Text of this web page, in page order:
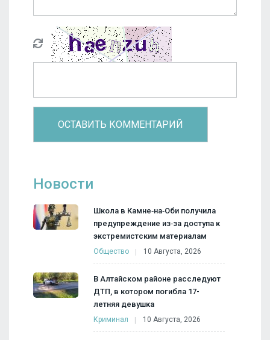
Новости
Школа в Камне‑на‑Оби получила
предупреждение из‑за доступа к
экстремистским материалам
Общество 10 Августа, 2026
В Алтайском районе расследуют
ДТП, в котором погибла 17-
летняя девушка
Криминал 10 Августа, 2026